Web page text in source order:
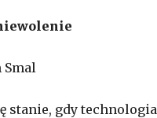
stanie, gdy technologia